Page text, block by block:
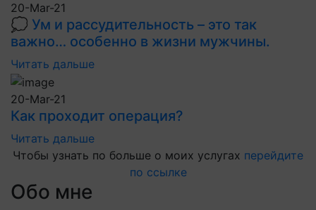
20-Mar-21
💭 Ум и рассудительность – это так
важно… особенно в жизни мужчины.
Читать дальше
20-Mar-21
Как проходит операция?
Читать дальше
Чтобы узнать по больше о моих услугах перейдите
по ссылке
Обо мне